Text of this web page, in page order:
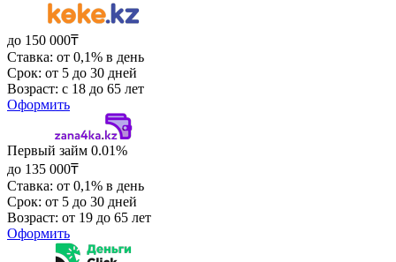
до 150 000₸
Ставка: от 0,1% в день
Срок: от 5 до 30 дней
Возраст: с 18 до 65 лет
Оформить
Первый займ 0.01%
до 135 000₸
Ставка: от 0,1% в день
Срок: от 5 до 30 дней
Возраст: от 19 до 65 лет
Оформить